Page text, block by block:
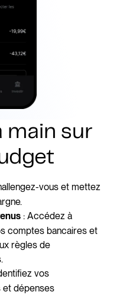
main sur
vos
et dépenses
: Accédez à
comptes bancaires et
règles de
vous et mettez